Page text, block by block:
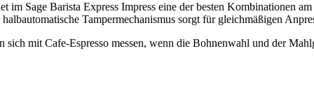
Sage Barista Express Impress eine der besten Kombinationen
Tampermechanismus sorgt für gleichmäßigen
mit Cafe-Espresso messen, wenn die Bohnenwahl und der